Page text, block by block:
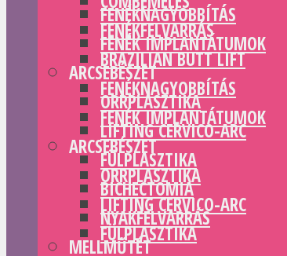
FENÉKNAGYOBBÍTÁS
FENÉK IMPLANTÁTUMOK
ARCSEBÉSZET
ORRPLASZTIKA
LIFTING CERVICO-ARC
FÜLPLASZTIKA
BICHECTOMIA
NYAKFELVARRÁS
MELLMŰTÉT
FENÉKFELVARRÁS
BRAZILIAN BUTT LIFT
FENÉKNAGYOBBÍTÁS
FENÉK IMPLANTÁTUMOK
ARCSEBÉSZET
ORRPLASZTIKA
LIFTING CERVICO-ARC
FÜLPLASZTIKA